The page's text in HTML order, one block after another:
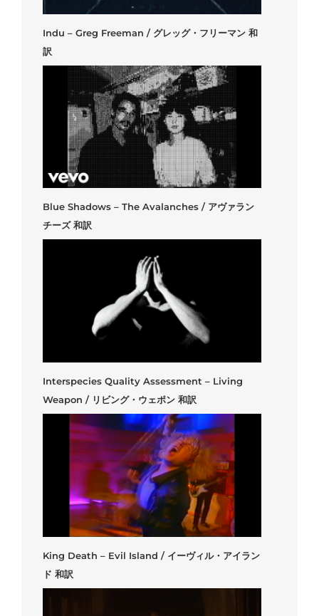
Indu – Greg Freeman / グレッグ・フリーマン 和
訳
Blue Shadows – The Avalanches / アヴァラン
チーズ 和訳
Interspecies Quality Assessment – Living
Weapon / リビング・ウェポン 和訳
King Death – Evil Island / イーヴィル・アイラン
ド 和訳